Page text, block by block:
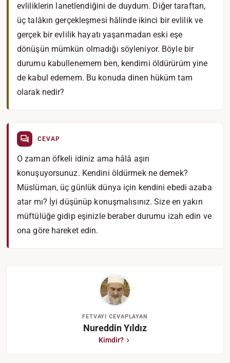
evliliklerin lanetlendiğini de duydum. Diğer taraftan,
üç talâkın gerçekleşmesi hâlinde ikinci bir evlilik ve
gerçek bir evlilik hayatı yaşanmadan eski eşe
dönüşün mümkün olmadığı söyleniyor. Böyle bir
durumu kabullenemem ben, kendimi öldürürüm yine
de kabul edemem. Bu konuda dinen hüküm tam
olarak nedir?
CEVAP
O zaman öfkeli idiniz ama hâlâ aşırı
konuşuyorsunuz. Kendini öldürmek ne demek?
Müslüman, üç günlük dünya için kendini ebedi azaba
atar mı? İyi düşünüp konuşmalısınız. Size en yakın
müftülüğe gidip eşinizle beraber durumu izah edin ve
ona göre hareket edin.
FETVAYI CEVAPLAYAN
Nureddin Yıldız
Kimdir?